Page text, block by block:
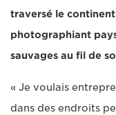
traversé le
photographiant
sauvages au fil de
« Je voulais
dans des endroits